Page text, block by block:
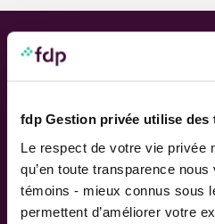
fdp Gestion privée utilise des
Le respect de votre vie privée
qu’en toute transparence
témoins - mieux connus sous
permettent d’améliorer votre
Approche personnalisée,
LIENS RAPIDES
Outils de rendement
Calcul de performance
Publications